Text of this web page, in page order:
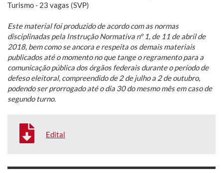
Turismo - 23 vagas (SVP)
Este material foi produzido de acordo com as normas
disciplinadas pela Instrução Normativa nº 1, de 11 de abril de
2018, bem como se ancora e respeita os demais materiais
publicados até o momento no que tange o regramento para a
comunicação pública dos órgãos federais durante o período de
defeso eleitoral, compreendido de 2 de julho a 2 de outubro,
podendo ser prorrogado até o dia 30 do mesmo mês em caso de
segundo turno.
Edital